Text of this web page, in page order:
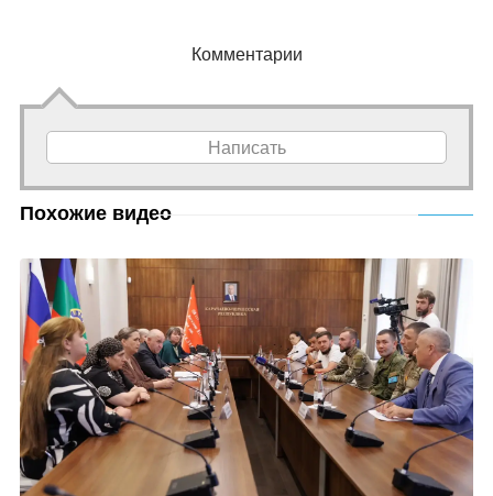
Комментарии
Написать
Похожие видео